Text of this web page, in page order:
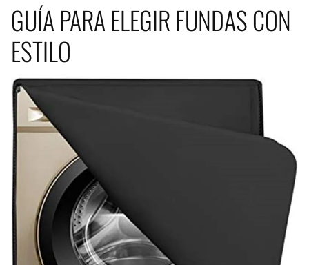
GUÍA PARA ELEGIR FUNDAS CON
ESTILO